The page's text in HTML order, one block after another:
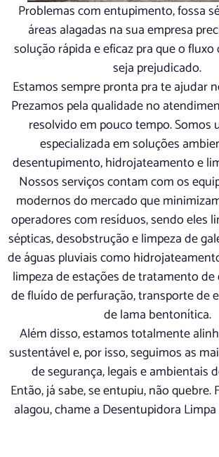
Problemas com entupimento, fossa
áreas alagadas na sua empresa
solução rápida e eficaz pra que o
seja prejudicado.
Estamos sempre pronta pra te ajudar
Prezamos pela qualidade no
resolvido em pouco tempo. Somos
especializada em soluções
desentupimento, hidrojateamento e
Nossos serviços contam com os
modernos do mercado que
operadores com resíduos, sendo eles
sépticas, desobstrução e limpeza de
de águas pluviais como
limpeza de estações de tratamento de
de fluído de perfuração, transporte de
de lama bentonítica.
Além disso, estamos totalmente
sustentável e, por isso, seguimos as
de segurança, legais e ambientais
Então, já sabe, se entupiu, não quebre.
alagou, chame a Desentupidora